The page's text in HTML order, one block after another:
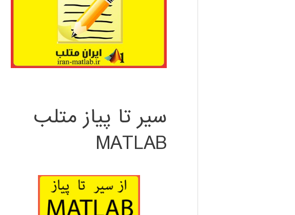
سیر تا پیاز متلب
MATLAB